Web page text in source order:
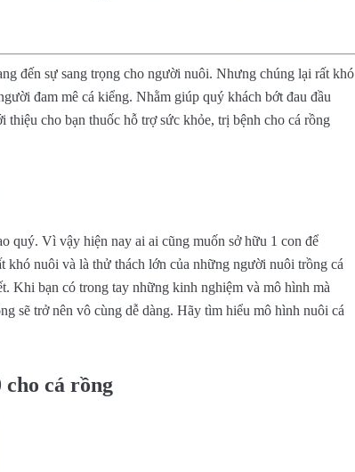
đến sự sang trọng cho người nuôi. Nhưng chúng lại rất khó
đam mê cá kiểng. Nhằm giúp quý khách bớt đau đầu
cho bạn thuốc hỗ trợ sức khỏe, trị bệnh cho cá rồng
quý. Vì vậy hiện nay ai ai cũng muốn sở hữu 1 con để
nuôi và là thử thách lớn của những người nuôi trồng cá
Khi bạn có trong tay những kinh nghiệm và mô hình mà
sẽ trở nên vô cùng dễ dàng. Hãy tìm hiểu mô hình nuôi cá
cá rồng